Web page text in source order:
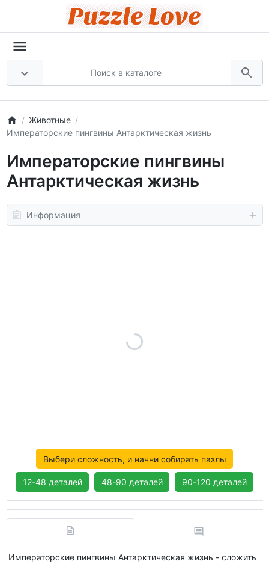
Животные
Императорские пингвины Антарктическая жизнь
Императорские пингвины
Антарктическая жизнь
Информация
Выбери сложность, и начни собирать пазлы
12-48 деталей 48-90 деталей 90-120 деталей
Императорские пингвины Антарктическая жизнь - сложить